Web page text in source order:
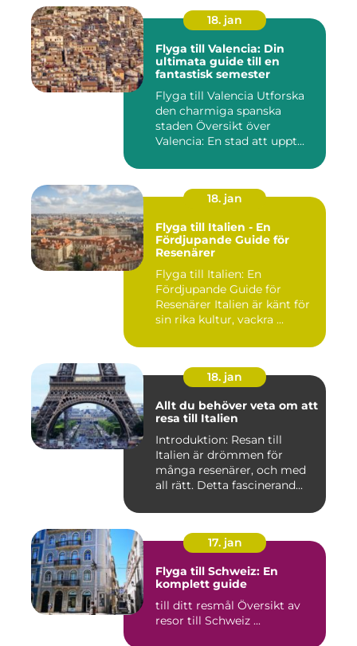
18. jan
Flyga till Valencia: Din
ultimata guide till en
fantastisk semester
Flyga till Valencia Utforska
den charmiga spanska
staden Översikt över
Valencia: En stad att uppt...
18. jan
Flyga till Italien - En
Fördjupande Guide för
Resenärer
Flyga till Italien: En
Fördjupande Guide för
Resenärer Italien är känt för
sin rika kultur, vackra ...
18. jan
Allt du behöver veta om att
resa till Italien
Introduktion: Resan till
Italien är drömmen för
många resenärer, och med
all rätt. Detta fascinerand...
17. jan
Flyga till Schweiz: En
komplett guide
till ditt resmål Översikt av
resor till Schweiz ...